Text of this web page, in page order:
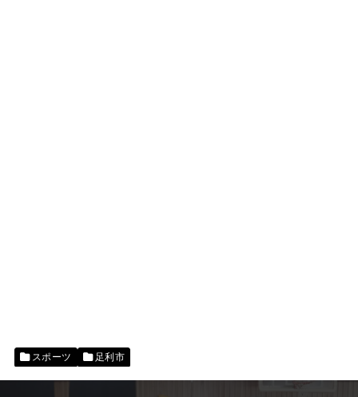
スポーツ 足利市